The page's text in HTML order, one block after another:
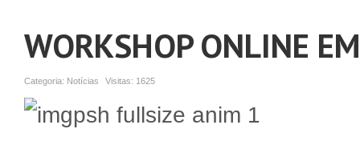
WORKSHOP ONLINE
Categoria: Notícias Visitas: 1625